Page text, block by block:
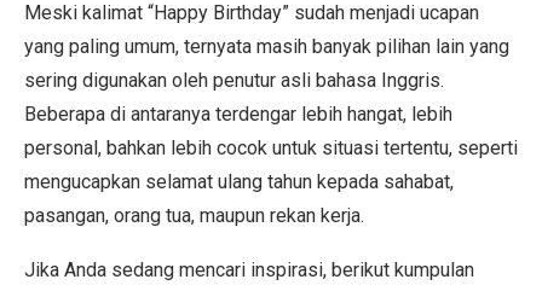
Meski kalimat “Happy Birthday” sudah menjadi ucapan
yang paling umum, ternyata masih banyak pilihan lain yang
sering digunakan oleh penutur asli bahasa Inggris.
Beberapa di antaranya terdengar lebih hangat, lebih
personal, bahkan lebih cocok untuk situasi tertentu, seperti
mengucapkan selamat ulang tahun kepada sahabat,
pasangan, orang tua, maupun rekan kerja.
Jika Anda sedang mencari inspirasi, berikut kumpulan